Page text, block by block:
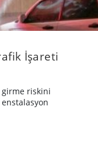
İşareti
girme riskini